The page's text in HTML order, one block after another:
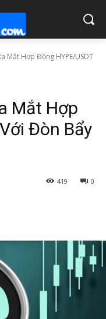
Mắt Hợp Đồng HYPE/USDT
Mắt Hợp
Đòn Bẩy
0
419